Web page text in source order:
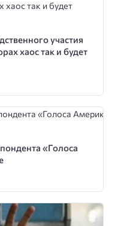
участия
хаос так и будет
«Голоса